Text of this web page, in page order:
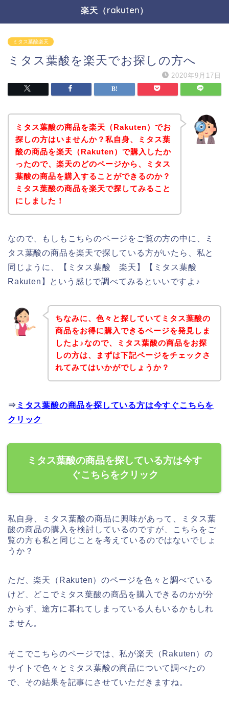
楽天（rakuten）
ミタス葉酸楽天
ミタス葉酸を楽天でお探しの方へ
2020年9月17日
ミタス葉酸の商品を楽天（Rakuten）でお
探しの方はいませんか？私自身、ミタス葉
酸の商品を楽天（Rakuten）で購入したか
ったので、楽天のどのページから、ミタス
葉酸の商品を購入することができるのか？
ミタス葉酸の商品を楽天で探してみること
にしました！
なので、もしもこちらのページをご覧の方の中に、ミ
タス葉酸の商品を楽天で探している方がいたら、私と
同じように、【ミタス葉酸 楽天】【ミタス葉酸
Rakuten】という感じで調べてみるといいですよ♪
ちなみに、色々と探していてミタス葉酸の
商品をお得に購入できるページを発見しま
したよ♪なので、ミタス葉酸の商品をお探
しの方は、まずは下記ページをチェックさ
れてみてはいかがでしょうか？
⇒ ミタス葉酸の商品を探している方は今すぐこちらを
クリック
ミタス葉酸の商品を探している方は今す
ぐこちらをクリック
私自身、ミタス葉酸の商品に興味があって、ミタス葉
酸の商品の購入を検討しているのですが、こちらをご
覧の方も私と同じことを考えているのではないでしょ
うか？
ただ、楽天（Rakuten）のページを色々と調べている
けど、どこでミタス葉酸の商品を購入できるのかが分
からず、途方に暮れてしまっている人もいるかもしれ
ません。
そこでこちらのページでは、私が楽天（Rakuten）の
サイトで色々とミタス葉酸の商品について調べたの
で、その結果を記事にさせていただきますね。